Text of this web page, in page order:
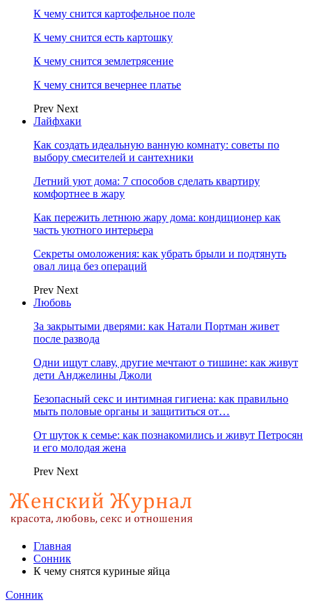
К чему снится картофельное поле
К чему снится есть картошку
К чему снится землетрясение
К чему снится вечернее платье
Prev Next
Лайфхаки
Как создать идеальную ванную комнату: советы по
выбору смесителей и сантехники
Летний уют дома: 7 способов сделать квартиру
комфортнее в жару
Как пережить летнюю жару дома: кондиционер как
часть уютного интерьера
Секреты омоложения: как убрать брыли и подтянуть
овал лица без операций
Prev Next
Любовь
За закрытыми дверями: как Натали Портман живет
после развода
Одни ищут славу, другие мечтают о тишине: как живут
дети Анджелины Джоли
Безопасный секс и интимная гигиена: как правильно
мыть половые органы и защититься от…
От шуток к семье: как познакомились и живут Петросян
и его молодая жена
Prev Next
Главная
Сонник
К чему снятся куриные яйца
Сонник